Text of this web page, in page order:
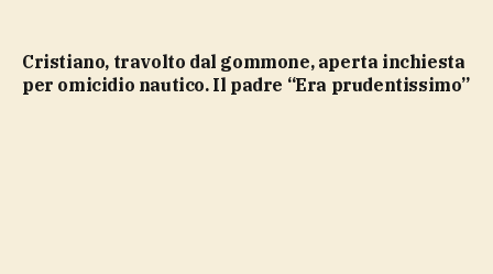
Cristiano, travolto dal gommone, aperta inchiesta
per omicidio nautico. Il padre “Era prudentissimo”